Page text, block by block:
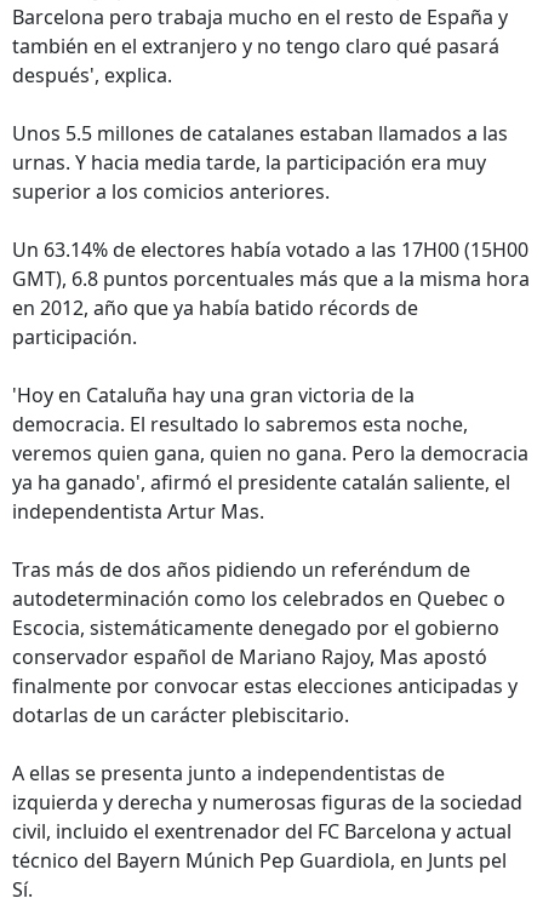
Barcelona pero trabaja mucho en el resto de España y
también en el extranjero y no tengo claro qué pasará
después', explica.
Unos 5.5 millones de catalanes estaban llamados a las
urnas. Y hacia media tarde, la participación era muy
superior a los comicios anteriores.
Un 63.14% de electores había votado a las 17H00 (15H00
GMT), 6.8 puntos porcentuales más que a la misma hora
en 2012, año que ya había batido récords de
participación.
'Hoy en Cataluña hay una gran victoria de la
democracia. El resultado lo sabremos esta noche,
veremos quien gana, quien no gana. Pero la democracia
ya ha ganado', afirmó el presidente catalán saliente, el
independentista Artur Mas.
Tras más de dos años pidiendo un referéndum de
autodeterminación como los celebrados en Quebec o
Escocia, sistemáticamente denegado por el gobierno
conservador español de Mariano Rajoy, Mas apostó
finalmente por convocar estas elecciones anticipadas y
dotarlas de un carácter plebiscitario.
A ellas se presenta junto a independentistas de
izquierda y derecha y numerosas figuras de la sociedad
civil, incluido el exentrenador del FC Barcelona y actual
técnico del Bayern Múnich Pep Guardiola, en Junts pel
Sí.